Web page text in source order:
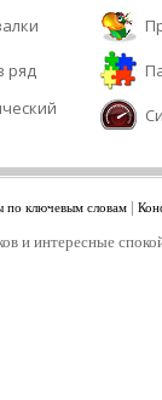
ряд
по ключевым словам |
и интересные